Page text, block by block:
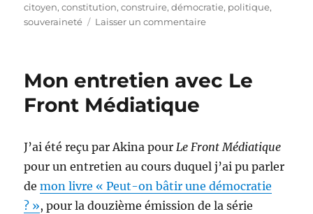
le
citoyen,constitution,construire,démocratie, politique,
souveraineté
Laisser un commentairesur
Mon entretien avec Le
Front Médiatique
J’ai été reçu par Akina pourLe Front Médiatique
pour un entretien au cours duquel j’ai pu parler
demon livre « Peut-on bâtir une démocratie
? », pour la douzième émission de la série